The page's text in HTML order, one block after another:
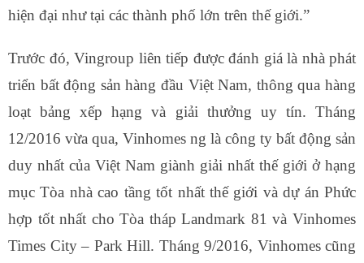
hiện đại như tại các thành phố lớn trên thế giới.”
Trước đó, Vingroup liên tiếp được đánh giá là nhà phát
triển bất động sản hàng đầu Việt Nam, thông qua hàng
loạt bảng xếp hạng và giải thưởng uy tín. Tháng
12/2016 vừa qua, Vinhomes ng là công ty bất động sản
duy nhất của Việt Nam giành giải nhất thế giới ở hạng
mục Tòa nhà cao tầng tốt nhất thế giới và dự án Phức
hợp tốt nhất cho Tòa tháp Landmark 81 và Vinhomes
Times City – Park Hill. Tháng 9/2016, Vinhomes cũng